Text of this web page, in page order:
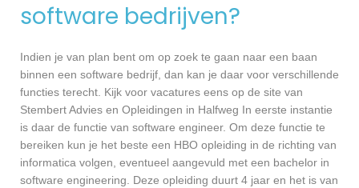
software bedrijven?
Indien je van plan bent om op zoek te gaan naar een baan
binnen een software bedrijf, dan kan je daar voor verschillende
functies terecht. Kijk voor vacatures eens op de site van
Stembert Advies en Opleidingen in Halfweg In eerste instantie
is daar de functie van software engineer. Om deze functie te
bereiken kun je het beste een HBO opleiding in de richting van
informatica volgen, eventueel aangevuld met een bachelor in
software engineering. Deze opleiding duurt 4 jaar en het is van